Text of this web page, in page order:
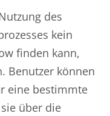
des
kein
finden kann,
Benutzer können
eine bestimmte
über die